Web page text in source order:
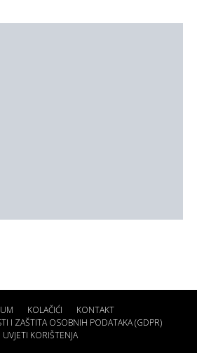
KOLAČIĆI
KONTAKT
I ZAŠTITA OSOBNIH PODATAKA (GDPR)
UVJETI KORIŠTENJA